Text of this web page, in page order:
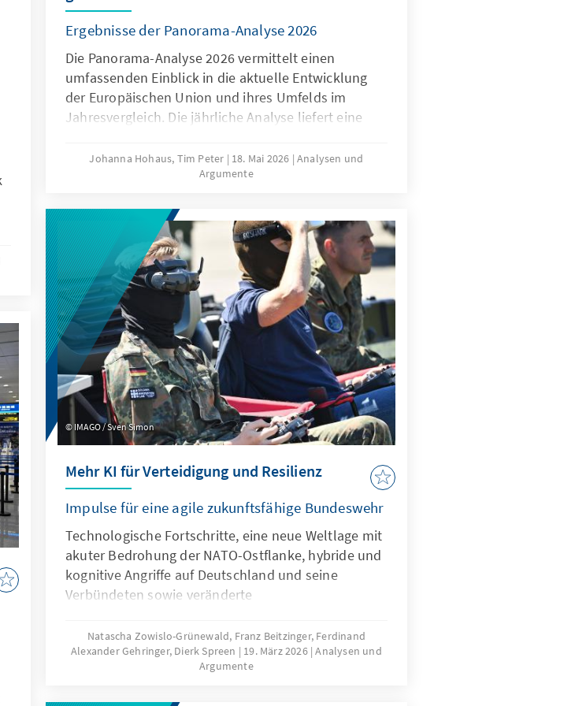
Ergebnisse der Panorama-Analyse 2026
Die Panorama-Analyse 2026 vermittelt einen
umfassenden Einblick in die aktuelle Entwicklung
der Europäischen Union und ihres Umfelds im
Jahresvergleich. Die jährliche Analyse liefert eine
Bereichen Innovation und Wettbewerbsfähigkeit,
Europapolitische Ausrichtung der Mitgliedstaaten
qualitativer und quantitativer Indikatoren gibt sie
fundierte Einblicke in aktuelle Trends und
Entwicklungen.
Johanna Hohaus, Tim Peter 18. Mai 2026 Analysen und
Argumente
IMAGO / Sven Simon
Mehr KI für Verteidigung und Resilienz
Impulse für eine agile zukunftsfähige Bundeswehr
Technologische Fortschritte, eine neue Weltlage mit
akuter Bedrohung der NATO-Ostflanke, hybride und
kognitive Angriffe auf Deutschland und seine
Verbündeten sowie veränderte
Bundeswehr vor neue Herausforderungen.
Künstliche Intelligenz ist aber nicht nur Treiber bei
diesen Entwicklungen, sondern zugleich eine
Natascha Zowislo-Grünewald, Franz Beitzinger, Ferdinand
Alexander Gehringer, Dierk Spreen
19. März 2026 Analysen und
Argumente